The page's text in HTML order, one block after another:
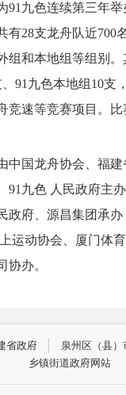
九色连续第三年举
有28支龙舟队近700
组和本地组等组别
91九色本地组10支
竞速等竞赛项目。比
国龙舟协会、福建
91九色 人民政府主
政府、源昌集团承
运动协会、厦门体
协办。
省政府 泉州区（县）
乡镇街道政府网站